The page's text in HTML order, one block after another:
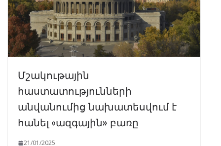
Մշակութային
հաստատությունների
անվանումից նախատեսվում է
հանել «ազգային» բառը
21/01/2025